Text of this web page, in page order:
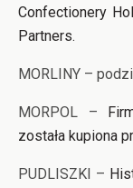
Confectionery
Partners.
MORLINY –
MORPOL –
została kupiona
PUDLISZKI –